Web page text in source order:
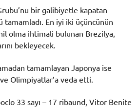
bir galibiyetle kapatan
tamamladı. En iyi iki üçüncünün
olma ihtimali bulunan Brezilya,
bekleyecek.
tamamlayan Japonya ise
Olimpiyatlar’a veda etti.
33 sayı – 17 ribaund, Vitor Benite